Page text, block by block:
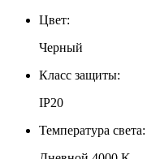
Цвет:
Черный
Класс защиты:
IP20
Температура света: